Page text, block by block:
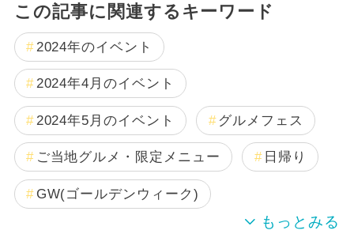
この記事に関連するキーワード
2024年のイベント
2024年4月のイベント
2024年5月のイベント グルメフェス
ご当地グルメ・限定メニュー 日帰り
GW(ゴールデンウィーク)